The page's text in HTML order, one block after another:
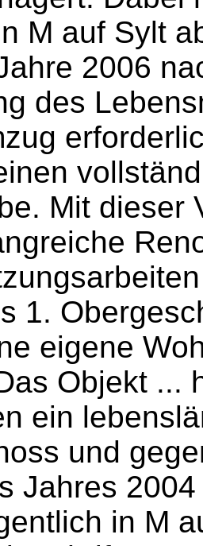
M auf Sylt
2006
des
Mit dieser
1.
eigene
Objekt ...
ein
und
Jahres
in M